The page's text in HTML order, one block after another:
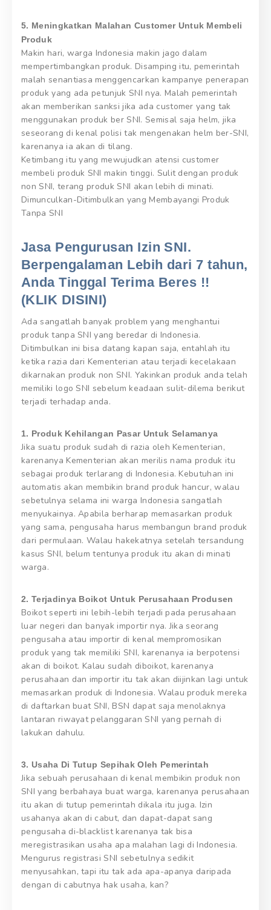
5. Meningkatkan Malahan Customer Untuk Membeli
Produk
Makin hari, warga Indonesia makin jago dalam
mempertimbangkan produk. Disamping itu, pemerintah
malah senantiasa menggencarkan kampanye penerapan
produk yang ada petunjuk SNI nya. Malah pemerintah
akan memberikan sanksi jika ada customer yang tak
menggunakan produk ber SNI. Semisal saja helm, jika
seseorang di kenal polisi tak mengenakan helm ber-SNI,
karenanya ia akan di tilang.
Ketimbang itu yang mewujudkan atensi customer
membeli produk SNI makin tinggi. Sulit dengan produk
non SNI, terang produk SNI akan lebih di minati.
Dimunculkan-Ditimbulkan yang Membayangi Produk
Tanpa SNI
Jasa Pengurusan Izin SNI.
Berpengalaman Lebih dari 7 tahun,
Anda Tinggal Terima Beres !!
(KLIK DISINI)
Ada sangatlah banyak problem yang menghantui
produk tanpa SNI yang beredar di Indonesia.
Ditimbulkan ini bisa datang kapan saja, entahlah itu
ketika razia dari Kementerian atau terjadi kecelakaan
dikarnakan produk non SNI. Yakinkan produk anda telah
memiliki logo SNI sebelum keadaan sulit-dilema berikut
terjadi terhadap anda.
1. Produk Kehilangan Pasar Untuk Selamanya
Jika suatu produk sudah di razia oleh Kementerian,
karenanya Kementerian akan merilis nama produk itu
sebagai produk terlarang di Indonesia. Kebutuhan ini
automatis akan membikin brand produk hancur, walau
sebetulnya selama ini warga Indonesia sangatlah
menyukainya. Apabila berharap memasarkan produk
yang sama, pengusaha harus membangun brand produk
dari permulaan. Walau hakekatnya setelah tersandung
kasus SNI, belum tentunya produk itu akan di minati
warga.
2. Terjadinya Boikot Untuk Perusahaan Produsen
Boikot seperti ini lebih-lebih terjadi pada perusahaan
luar negeri dan banyak importir nya. Jika seorang
pengusaha atau importir di kenal mempromosikan
produk yang tak memiliki SNI, karenanya ia berpotensi
akan di boikot. Kalau sudah diboikot, karenanya
perusahaan dan importir itu tak akan diijinkan lagi untuk
memasarkan produk di Indonesia. Walau produk mereka
di daftarkan buat SNI, BSN dapat saja menolaknya
lantaran riwayat pelanggaran SNI yang pernah di
lakukan dahulu.
3. Usaha Di Tutup Sepihak Oleh Pemerintah
Jika sebuah perusahaan di kenal membikin produk non
SNI yang berbahaya buat warga, karenanya perusahaan
itu akan di tutup pemerintah dikala itu juga. Izin
usahanya akan di cabut, dan dapat-dapat sang
pengusaha di-blacklist karenanya tak bisa
meregistrasikan usaha apa malahan lagi di Indonesia.
Mengurus registrasi SNI sebetulnya sedikit
menyusahkan, tapi itu tak ada apa-apanya daripada
dengan di cabutnya hak usaha, kan?